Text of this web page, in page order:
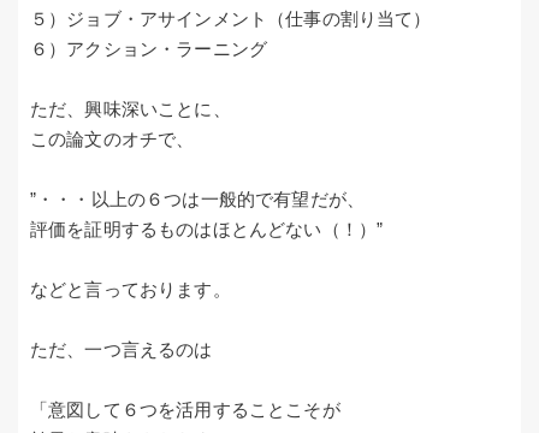
５）ジョブ・アサインメント（仕事の割り当て）
６）アクション・ラーニング
ただ、興味深いことに、
この論文のオチで、
”・・・以上の６つは一般的で有望だが、
評価を証明するものはほとんどない（！）”
などと言っております。
ただ、一つ言えるのは
「意図して６つを活用することこそが